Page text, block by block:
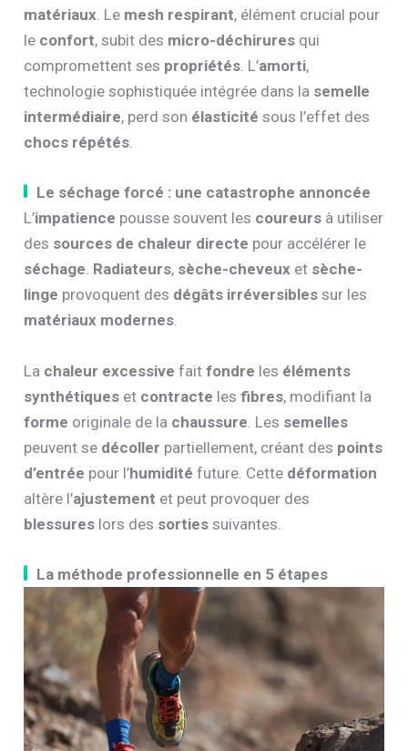
matériaux. Le mesh respirant, élément crucial pour
le confort, subit des micro-déchirures qui
compromettent ses propriétés. L’amorti,
technologie sophistiquée intégrée dans la semelle
intermédiaire, perd son élasticité sous l’effet des
chocs répétés.
Le séchage forcé : une catastrophe annoncée
L’impatience pousse souvent les coureurs à utiliser
des sources de chaleur directe pour accélérer le
séchage. Radiateurs, sèche-cheveux et sèche-
linge provoquent des dégâts irréversibles sur les
matériaux modernes.
La chaleur excessive faitfondre les éléments
synthétiques et contracte lesfibres, modifiant la
forme originale de la chaussure . Les semelles
peuvent se décoller partiellement, créant des points
d’entrée pour l’humidité future. Cette déformation
altère l’ajustement et peut provoquer des
blessures lors des sorties suivantes.
La méthode professionnelle en 5 étapes